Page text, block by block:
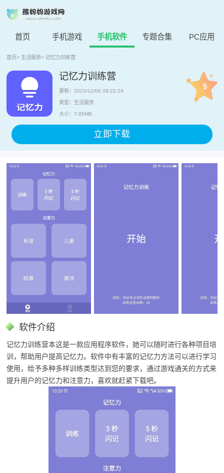
首页 手机游戏 手机软件 专题合集 PC应用
首页> 生活服务> 记忆力训练营
记忆力训练营
更新：2023/12/06 09:22:24
类型：生活服务
大小：7.85MB
5
立即下载
软件介绍
记忆力训练营本这是一款应用程序软件，她可以随时进行各种项目培
训，帮助用户提高记忆力。软件中有丰富的记忆力方法可以进行学习
使用，给予多种多样训练类型达到您的要求，通过游戏通关的方式来
提升用户的记忆力和注意力，喜欢就赶紧下载吧。